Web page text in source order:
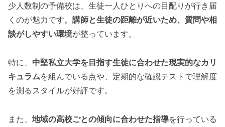
少人数制の予備校は、生徒一人ひとりへの目配りが行き届
くのが魅力です。 講師と生徒の距離が近いため、質問や相
談がしやすい環境が整っています。
特に、 中堅私立大学を目指す生徒に合わせた現実的なカリ
キュラムを組んでいる点や、定期的な確認テストで理解度
を測るスタイルが好評です。
また、 地域の高校ごとの傾向に合わせた指導を行っている